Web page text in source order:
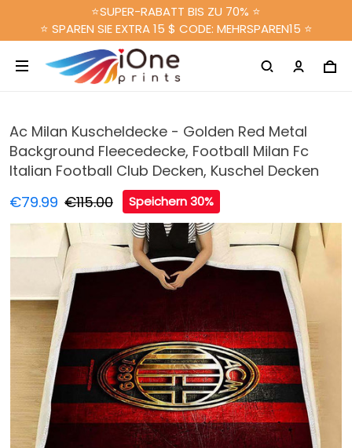
⭐SUPER-RABATT BIS ZU 70% ⭐
⭐ SPAREN SIE EXTRA 15 $ CODE: MEHRSPAREN15 ⭐
Ac Milan Kuscheldecke - Golden Red Metal
Background Fleecedecke, Football Milan Fc
Italian Football Club Decken, Kuschel Decken
€79.99 €115.00 Speichern 30%